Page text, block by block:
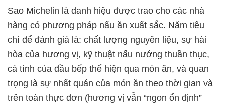
Sao Michelin là danh hiệu được trao cho các nhà
hàng có phương pháp nấu ăn xuất sắc. Năm tiêu
chí để đánh giá là: chất lượng nguyên liệu, sự hài
hòa của hương vị, kỹ thuật nấu nướng thuần thục,
cá tính của đầu bếp thể hiện qua món ăn, và quan
trọng là sự nhất quán của món ăn theo thời gian và
trên toàn thực đơn (hương vị vẫn “ngon ổn định”